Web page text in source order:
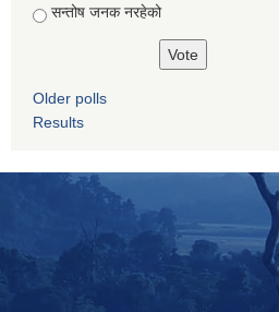
सन्तोष जनक नरहेको
Older polls
Results